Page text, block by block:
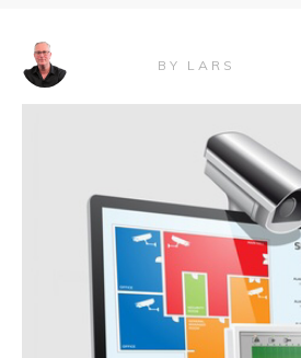
BY LARS